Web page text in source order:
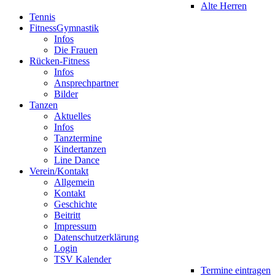
Alte Herren
Tennis
FitnessGymnastik
Infos
Die Frauen
Rücken-Fitness
Infos
Ansprechpartner
Bilder
Tanzen
Aktuelles
Infos
Tanztermine
Kindertanzen
Line Dance
Verein/Kontakt
Allgemein
Kontakt
Geschichte
Beitritt
Impressum
Datenschutzerklärung
Login
TSV Kalender
Termine eintragen